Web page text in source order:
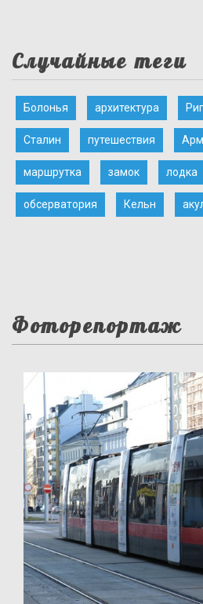
Случайные теги
Болонья архитектура
Сталин путешествия
маршрутка замок лодка
обсерватория Кельн
Фоторепортаж